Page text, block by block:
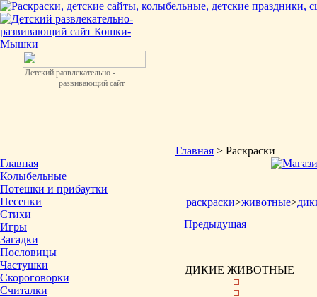
Детский развлекательно -
развивающий сайт
Главная
Колыбельные
Потешки и прибаутки
Песенки
Стихи
Игры
Загадки
Пословицы
Частушки
Скороговорки
Считалки
Главная > Раскраски
раскраски>животные>
Предыдущая
ДИКИЕ ЖИВОТНЫЕ